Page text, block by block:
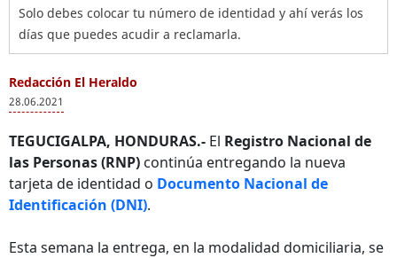
Solo debes colocar tu número de identidad y ahí verás los
días que puedes acudir a reclamarla.
Redacción El Heraldo
28.06.2021
TEGUCIGALPA, HONDURAS.- El Registro Nacional de
las Personas (RNP) continúa entregando la nueva
tarjeta de identidad o Documento Nacional de
Identificación (DNI).
Esta semana la entrega, en la modalidad domiciliaria, se